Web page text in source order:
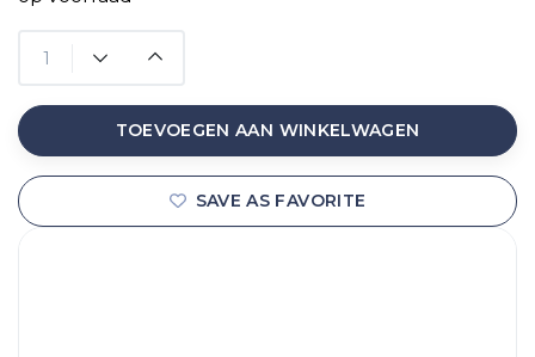
TOEVOEGEN AAN WINKELWAGEN
SAVE AS FAVORITE